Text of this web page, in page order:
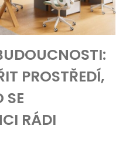
PROSTŘEDÍ,
SE
RÁDI